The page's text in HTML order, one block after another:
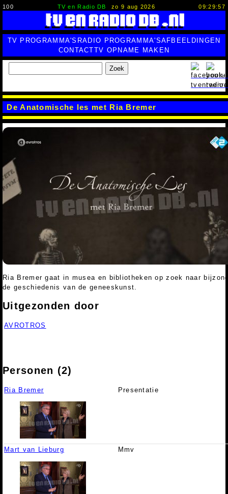
100 TV en Radio DB zo 9 aug 2026 09:29:57
TV PROGRAMMA'S RADIO PROGRAMMA'SAFBEELDINGEN
CONTACTTV OPNAME MAKEN
Zoek
De Anatomische les met Ria Bremer
Ria Bremer gaat in musea en bibliotheken op zoek naar
de geschiedenis van de geneeskunst.
Uitgezonden door
AVROTROS
Personen (2)
Ria Bremer Presentatie
Mart van Lieburg Mmv